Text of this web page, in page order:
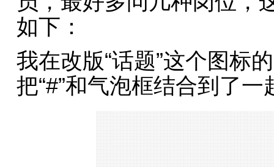
如下：
我在改版“话题”这个图标
把“#”和气泡框结合到了